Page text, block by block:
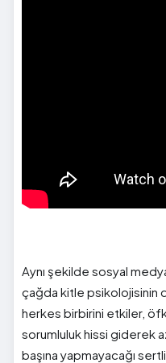
Aynı şekilde sosyal
çağda kitle psikolojisinin
herkes birbirini etkiler,
sorumluluk hissi giderek
başına yapmayacağı